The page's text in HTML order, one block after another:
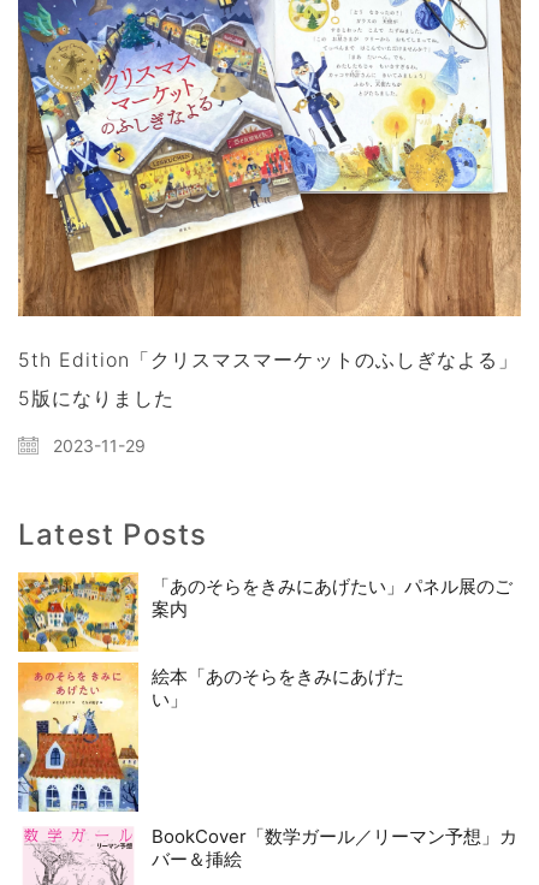
5th Edition「クリスマスマーケットのふしぎなよる」
5版になりました
2023-11-29
Latest Posts
「あのそらをきみにあげたい」パネル展のご
案内
絵本「あのそらをきみにあげた
い」
BookCover「数学ガール／リーマン予想」カ
バー＆挿絵